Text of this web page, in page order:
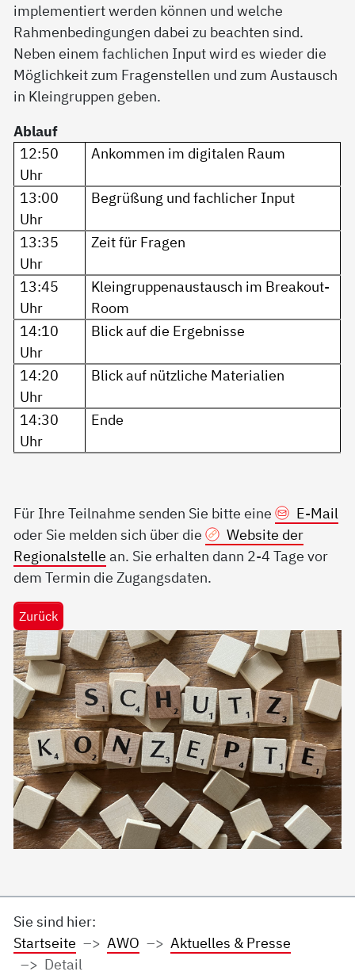
implementiert werden können und welche
Rahmenbedingungen dabei zu beachten sind.
Neben einem fachlichen Input wird es wieder die
Möglichkeit zum Fragenstellen und zum Austausch
in Kleingruppen geben.
Ablauf
12:50
Uhr
Ankommen im digitalen Raum
13:00
Uhr
Begrüßung und fachlicher Input
13:35
Uhr
Zeit für Fragen
13:45
Uhr
Kleingruppenaustausch im Breakout-
Room
14:10
Uhr
Blick auf die Ergebnisse
14:20
Uhr
Blick auf nützliche Materialien
14:30
Uhr
Ende
Für Ihre Teilnahme senden Sie bitte eine
E-Mail
oder Sie melden sich über die
Website der
Regionalstelle an. Sie erhalten dann 2-4 Tage vor
dem Termin die Zugangsdaten.
Zurück
Sie sind hier:
Startseite
AWO
Aktuelles & Presse
Detail